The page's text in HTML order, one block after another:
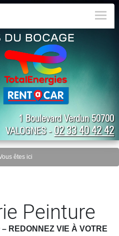
1 Boulevard Verdun 50700
VALOGNES -02 33 40 42 42
êtes ici
Peinture
REDONNEZ VIE À VOTRE